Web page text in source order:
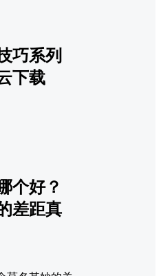
巧系列
下载
个好？
差距真